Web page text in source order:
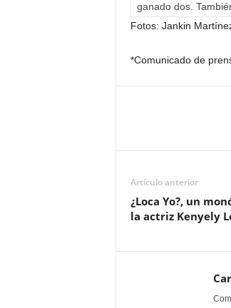
ganado dos.
Fotos: Jankin
*Comunicado de
Artículo anterior
¿Loca Yo?, un
la actriz Kenyely